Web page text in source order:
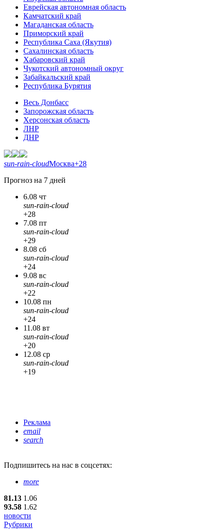
Еврейская автономная область
Камчатский край
Магаданская область
Приморский край
Республика Саха (Якутия)
Сахалинская область
Хабаровский край
Чукотский автономный округ
Забайкальский край
Республика Бурятия
Весь Донбасс
Запорожская область
Херсонская область
ЛНР
ДНР
sun-rain-cloudМосква+28
Прогноз на 7 дней
6.08 чт
sun-rain-cloud
+28
7.08 пт
sun-rain-cloud
+29
8.08 сб
sun-rain-cloud
+24
9.08 вс
sun-rain-cloud
+22
10.08 пн
sun-rain-cloud
+24
11.08 вт
sun-rain-cloud
+20
12.08 ср
sun-rain-cloud
+19
Реклама
email
search
Подпишитесь на нас в соцсетях:
more
81.13 1.06
93.58 1.62
новости
Рубрики